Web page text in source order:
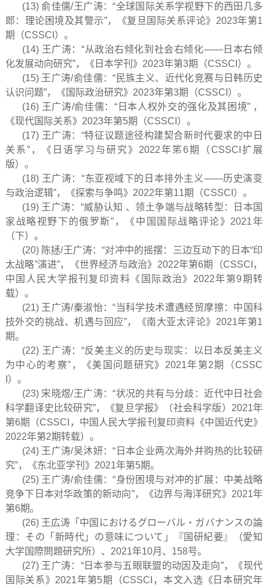
(13) 俞佳儒/王广涛：“全球国际关系学视野下的西田几多
郎：理论困境及其警示”，《复旦国际关系评论》2023年第1
期（CSSCI）。
(14) 王广涛：“从政治右倾化到社会右倾化——日本右倾
化发展动向研究”，《日本学刊》2023年第3期（CSSCI）。
(15) 王广涛/俞佳儒：“民族主义、近代化竞赛与日韩历史
认识问题”，《国际政治研究》2023年第3期（CSSCI）。
(16) 王广涛/俞佳儒：“日本人权外交的强化及其困境” ，
《现代国际关系》2023年第5期（CSSCI）。
(17) 王广涛：“特征议题途径构建契合新时代要求的中日
关系”，《日语学习与研究》2022年笫6期（CSSCI扩展
版）。
(18) 王广涛：“东亚视域下的日本排外主义——历史演变
与政治逻辑”，《探索与争鸣》2022年第11期（CSSCI）。
(19) 王广涛：“威胁认知 、领土争端与战略转型：日本国
家战略视野下的俄罗斯”，《中国国际战略评论》2021年
（下）。
(20) 陈拯/王广涛：“对冲中的摇摆：三边互动下的日本“印
太战略”演进”，《世界经济与政治》2022年第6期（CSSCI，
中国人民大学报刊复印资料《国际政治》2022年第9期转
载）。
(21) 王广涛/秦淑怡：“当科学技术遭遇经贸摩擦：中国科
技外交的挑战、机遇与回应”，《南大亚太评论》2021年第1
期。
(22) 王广涛：“反美主义的历史与现实：以日本反美主义
为中心的考察”，《美国问题研究》2021年第2期（CSSC
I）。
(23) 宋晓煜/王广涛：“状况的共有与分歧：近代中日社会
科学翻译史比较研究”，《复旦学报》（社会科学版）2021年
第6期（CSSCI，中国人民大学报刊复印资料《中国近代史》
2022年第2期转载）。
(24) 王广涛/吴沐妍：“日本企业两次海外并购热的比较研
究”，《东北亚学刊》2021年第5期。
(25) 王广涛/俞佳儒：“身份困境与对冲的扩展：中美战略
竞争下日本对华政策的新动向”，《边界与海洋研究》2021年
第6期。
(26) 王広涛「中国におけるグローバル・ガバナンスの論
理：その「新時代」の意味について」『国研紀要』（愛知
大学国際問題研究所）、2021年10月、158号。
(27) 王广涛：“日本参与五眼联盟的动因及走向”，《现代
国际关系》2021年第5期（CSSCI，本文入选《日本研究年